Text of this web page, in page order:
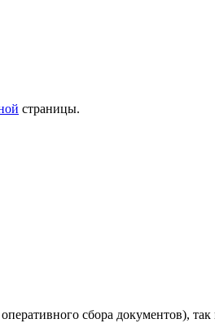
страницы.
сбора документов),